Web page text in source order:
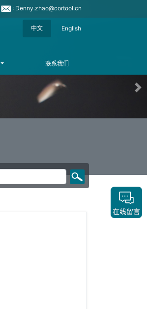
: Denny.zhao@cortool.cn
中文 English
联系我们